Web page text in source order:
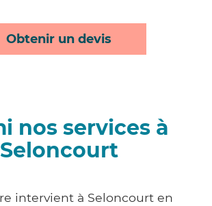
Obtenir un devis
nos services à
Seloncourt
intervient à Seloncourt en